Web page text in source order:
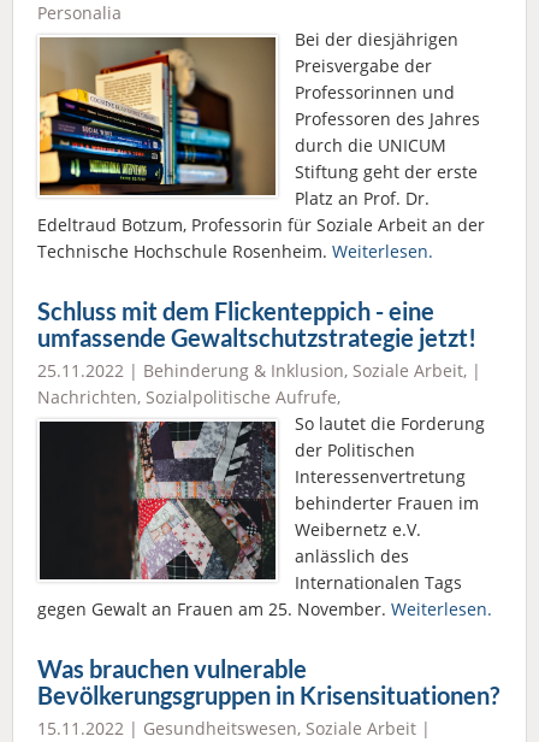
Personalia
Bei der diesjährigen
Preisvergabe der
Professorinnen und
Professoren des Jahres
durch die UNICUM
Stiftung geht der erste
Platz an Prof. Dr.
Edeltraud Botzum, Professorin für Soziale Arbeit an der
Technische Hochschule Rosenheim. Weiterlesen.
Schluss mit dem Flickenteppich - eine
umfassende Gewaltschutzstrategie jetzt!
25.11.2022 | Behinderung & Inklusion, Soziale Arbeit, |
Nachrichten, Sozialpolitische Aufrufe,
So lautet die Forderung
der Politischen
Interessenvertretung
behinderter Frauen im
Weibernetz e.V.
anlässlich des
Internationalen Tags
gegen Gewalt an Frauen am 25. November. Weiterlesen.
Was brauchen vulnerable
Bevölkerungsgruppen in Krisensituationen?
15.11.2022 | Gesundheitswesen, Soziale Arbeit |